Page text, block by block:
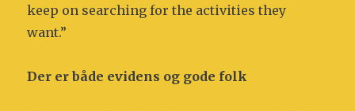
keep on searching for the activities they
want.”
Der er både evidens og gode folk